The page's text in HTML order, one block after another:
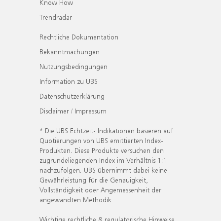
Know How
Trendradar
Rechtliche Dokumentation
Bekanntmachungen
Nutzungsbedingungen
Information zu UBS
Datenschutzerklärung
Disclaimer / Impressum
* Die UBS Echtzeit- Indikationen basieren auf
Quotierungen von UBS emittierten Index-
Produkten. Diese Produkte versuchen den
zugrundeliegenden Index im Verhältnis 1:1
nachzufolgen. UBS übernimmt dabei keine
Gewährleistung für die Genauigkeit,
Vollständigkeit oder Angemessenheit der
angewandten Methodik.